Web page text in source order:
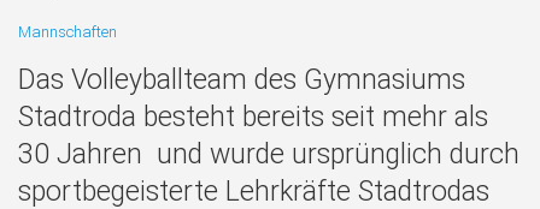
Mannschaften
Das Volleyballteam des Gymnasiums
Stadtroda besteht bereits seit mehr als
30 Jahren und wurde ursprünglich durch
sportbegeisterte Lehrkräfte Stadtrodas